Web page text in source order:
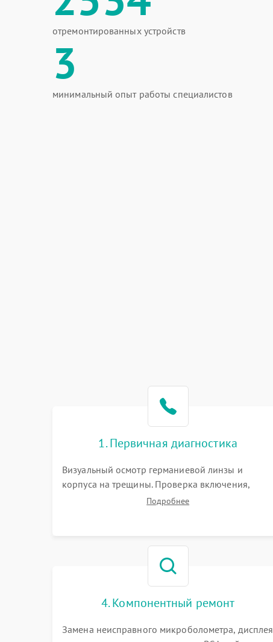
отремонтированных устройств
3
минимальный опыт работы специалистов
1. Первичная диагностика
Визуальный осмотр германиевой линзы и
корпуса на трещины. Проверка включения,
реакции кнопок и разъемов зарядки. Оценка
Подробнее
4. Компонентный ремонт
Замена неисправного микроболометра, дисплея